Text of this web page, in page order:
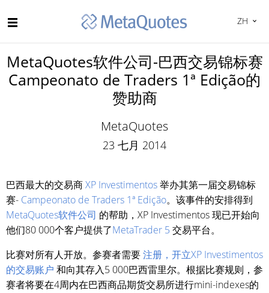
ZH
MetaQuotes软件公司-巴西交易锦标赛
Campeonato de Traders 1ª Edição的
赞助商
MetaQuotes
23 七月 2014
巴西最大的交易商XP Investimentos举办其第一届交易锦标
赛- Campeonato de Traders 1ª Edição。该事件的安排得到
MetaQuotes软件公司 的帮助，XP Investimentos 现已开始向
他们80 000个客户提供了MetaTrader 5 交易平台。
比赛对所有人开放。参赛者需要注册，开立XP Investimentos
的交易账户 和向其存入5 000巴西雷里尔。根据比赛规则，参
赛者将要在4周内在巴西商品期货交易所进行mini-indexes的